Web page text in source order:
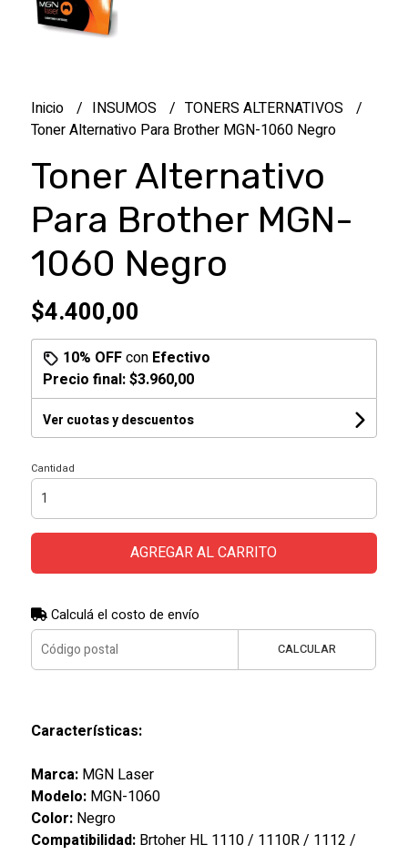
Inicio INSUMOS
TONERS ALTERNATIVOS
Toner Alternativo Para Brother MGN-1060 Negro
Toner Alternativo
Para Brother MGN-
1060 Negro
$4.400,00
10% OFFcon Efectivo
Precio final:$3.960,00
Ver cuotas y descuentos
Cantidad
AGREGAR AL CARRITO
Calculá el costo de envío
CALCULAR
Características:
Marca:MGN Laser
Modelo:MGN-1060
Color:Negro
Compatibilidad:Brtoher HL 1110 / 1110R / 1112 /